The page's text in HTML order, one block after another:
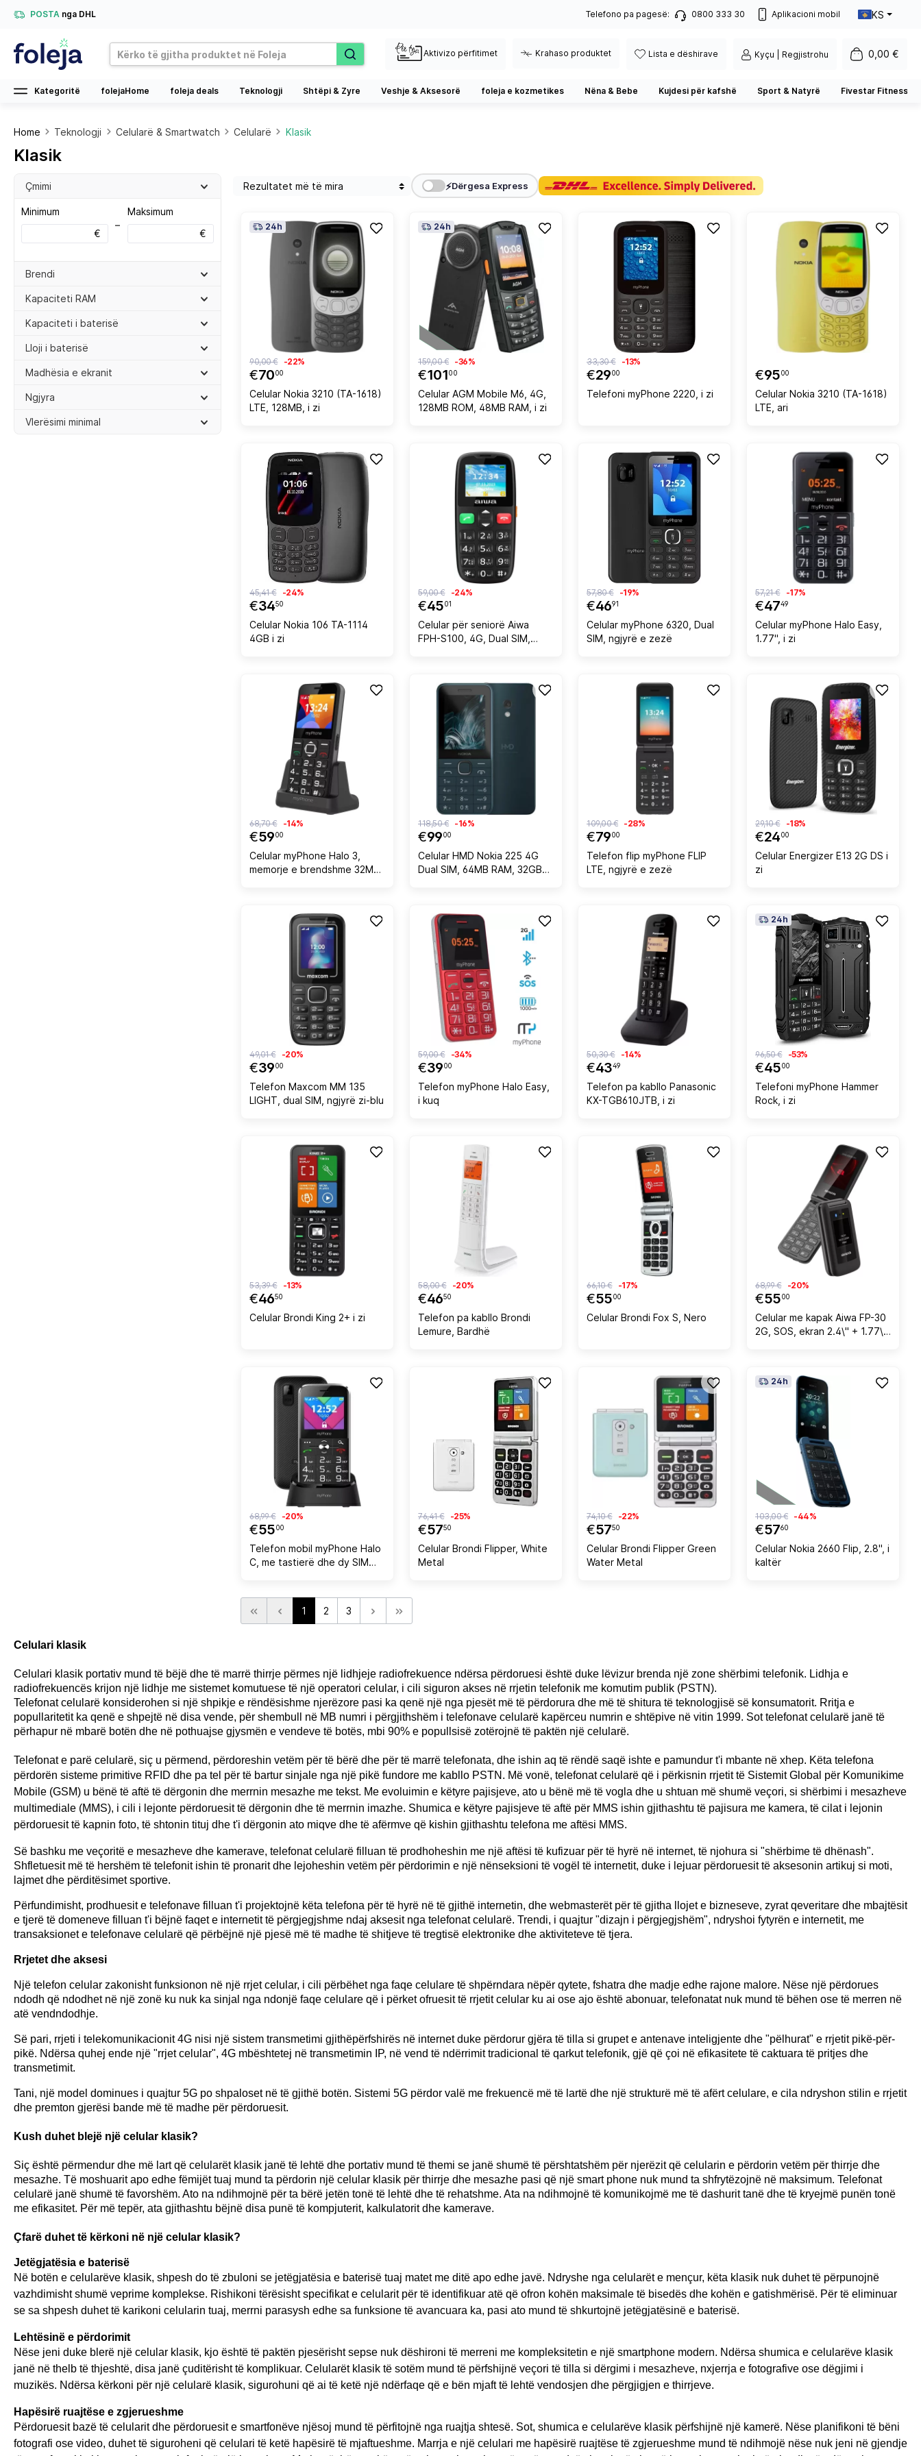
POSTA nga DHL Telefono pa pagesë: 0800 333 30 Aplikacioni mobil KS
Aktivizo përfitimet Krahaso produktet Lista e dëshirave Kyçu | Regjistrohu 0,00 €
Kategoritë folejaHome foleja deals Teknologji Shtëpi & Zyre Veshje & Aksesorë foleja e kozmetikes Nëna & Bebe Kujdesi për kafshë Sport & Natyrë Fivestar Fitness
Home Teknologji Celularë & Smartwatch Celularë Klasik
Klasik
Brendi
Kapaciteti RAM
Kapaciteti i baterisë
Lloji i baterisë
Madhësia e ekranit
Ngjyra
Çmimi
Minimum
€
–
Maksimum
€
Vlerësimi minimal
⚡Dërgesa Express
24h
€7000
90,00 € -22%
Celular Nokia 3210 (TA-1618)
LTE, 128MB, i zi
24h
€10100
159,00 € -36%
Celular AGM Mobile M6, 4G,
128MB ROM, 48MB RAM, i zi
€2900
33,30 € -13%
Telefoni myPhone 2220, i zi
€9500
Celular Nokia 3210 (TA-1618)
LTE, ari
€3450
45,41 € -24%
Celular Nokia 106 TA-1114
4GB i zi
€4501
59,00 € -24%
Celular për seniorë Aiwa
FPH-S100, 4G, Dual SIM,
€4691
57,80 € -19%
Celular myPhone 6320, Dual
SIM, ngjyrë e zezë
€4749
57,21 € -17%
Celular myPhone Halo Easy,
1.77", i zi
€5900
68,70 € -14%
Celular myPhone Halo 3,
memorje e brendshme 32MB,
€9900
118,50 € -16%
Celular HMD Nokia 225 4G
Dual SIM, 64MB RAM, 32GB
€7900
109,00 € -28%
Telefon flip myPhone FLIP
LTE, ngjyrë e zezë
€2400
29,10 € -18%
Celular Energizer E13 2G DS i
zi
€3900
49,01 € -20%
Telefon Maxcom MM 135
LIGHT, dual SIM, ngjyrë zi-blu
€3900
59,00 € -34%
Telefon myPhone Halo Easy,
i kuq
€4349
50,30 € -14%
Telefon pa kabllo Panasonic
KX-TGB610JTB, i zi
24h
€4500
96,50 € -53%
Telefoni myPhone Hammer
Rock, i zi
€4650
53,39 € -13%
Celular Brondi King 2+ i zi
€4650
58,00 € -20%
Telefon pa kabllo Brondi
Lemure, Bardhë
€5500
66,10 € -17%
Celular Brondi Fox S, Nero
€5500
68,99 € -20%
Celular me kapak Aiwa FP-30
2G, SOS, ekran 2.4\" + 1.77\",
€5500
68,99 € -20%
Telefon mobil myPhone Halo
C, me tastierë dhe dy SIM
€5750
76,41 € -25%
Celular Brondi Flipper, White
Metal
€5750
74,10 € -22%
Celular Brondi Flipper Green
Water Metal
24h
€5760
103,00 € -44%
Celular Nokia 2660 Flip, 2.8", i
kaltër
1 2 3
Celulari klasik
Celulari klasik portativ mund të bëjë dhe të marrë thirrje përmes një lidhjeje radiofrekuence ndërsa përdoruesi është duke lëvizur brenda një zone shërbimi telefonik. Lidhja e
radiofrekuencës krijon një lidhje me sistemet komutuese të një operatori celular, i cili siguron akses në rrjetin telefonik me komutim publik (PSTN).
Telefonat celularë konsiderohen si një shpikje e rëndësishme njerëzore pasi ka qenë një nga pjesët më të përdorura dhe më të shitura të teknologjisë së konsumatorit. Rritja e
popullaritetit ka qenë e shpejtë në disa vende, për shembull në MB numri i përgjithshëm i telefonave celularë kapërceu numrin e shtëpive në vitin 1999. Sot telefonat celularë janë të
përhapur në mbarë botën dhe në pothuajse gjysmën e vendeve të botës, mbi 90% e popullsisë zotërojnë të paktën një celularë.
Telefonat e parë celularë, siç u përmend, përdoreshin vetëm për të bërë dhe për të marrë telefonata, dhe ishin aq të rëndë saqë ishte e pamundur t'i mbante në xhep. Këta telefona
përdorën sisteme primitive RFID dhe pa tel për të bartur sinjale nga një pikë fundore me kabllo PSTN. Më vonë, telefonat celularë që i përkisnin rrjetit të Sistemit Global për Komunikime
Mobile (GSM) u bënë të aftë të dërgonin dhe merrnin mesazhe me tekst. Me evoluimin e këtyre pajisjeve, ato u bënë më të vogla dhe u shtuan më shumë veçori, si shërbimi i mesazheve
multimediale (MMS), i cili i lejonte përdoruesit të dërgonin dhe të merrnin imazhe. Shumica e këtyre pajisjeve të aftë për MMS ishin gjithashtu të pajisura me kamera, të cilat i lejonin
përdoruesit të kapnin foto, të shtonin tituj dhe t'i dërgonin ato miqve dhe të afërmve që kishin gjithashtu telefona me aftësi MMS.
Së bashku me veçoritë e mesazheve dhe kamerave, telefonat celularë filluan të prodhoheshin me një aftësi të kufizuar për të hyrë në internet, të njohura si "shërbime të dhënash".
Shfletuesit më të hershëm të telefonit ishin të pronarit dhe lejoheshin vetëm për përdorimin e një nënseksioni të vogël të internetit, duke i lejuar përdoruesit të aksesonin artikuj si moti,
lajmet dhe përditësimet sportive.
Përfundimisht, prodhuesit e telefonave filluan t'i projektojnë këta telefona për të hyrë në të gjithë internetin, dhe webmasterët për të gjitha llojet e bizneseve, zyrat qeveritare dhe mbajtësit
e tjerë të domeneve filluan t'i bëjnë faqet e internetit të përgjegjshme ndaj aksesit nga telefonat celularë. Trendi, i quajtur "dizajn i përgjegjshëm", ndryshoi fytyrën e internetit, me
transaksionet e telefonave celularë që përbëjnë një pjesë më të madhe të shitjeve të tregtisë elektronike dhe aktiviteteve të tjera.
Rrjetet dhe aksesi
Një telefon celular zakonisht funksionon në një rrjet celular, i cili përbëhet nga faqe celulare të shpërndara nëpër qytete, fshatra dhe madje edhe rajone malore. Nëse një përdorues
ndodh që ndodhet në një zonë ku nuk ka sinjal nga ndonjë faqe celulare që i përket ofruesit të rrjetit celular ku ai ose ajo është abonuar, telefonatat nuk mund të bëhen ose të merren në
atë vendndodhje.
Së pari, rrjeti i telekomunikacionit 4G nisi një sistem transmetimi gjithëpërfshirës në internet duke përdorur gjëra të tilla si grupet e antenave inteligjente dhe "pëlhurat" e rrjetit pikë-për-
pikë. Ndërsa quhej ende një "rrjet celular", 4G mbështetej në transmetimin IP, në vend të ndërrimit tradicional të qarkut telefonik, gjë që çoi në efikasitete të caktuara të pritjes dhe
transmetimit.
Tani, një model dominues i quajtur 5G po shpaloset në të gjithë botën. Sistemi 5G përdor valë me frekuencë më të lartë dhe një strukturë më të afërt celulare, e cila ndryshon stilin e rrjetit
dhe premton gjerësi bande më të madhe për përdoruesit.
Kush duhet blejë një celular klasik?
Siç është përmendur dhe më lart që celularët klasik janë të lehtë dhe portativ mund të themi se janë shumë të përshtatshëm për njerëzit që celularin e përdorin vetëm për thirrje dhe
mesazhe. Të moshuarit apo edhe fëmijët tuaj mund ta përdorin një celular klasik për thirrje dhe mesazhe pasi që një smart phone nuk mund ta shfrytëzojnë në maksimum. Telefonat
celularë janë shumë të favorshëm. Ato na ndihmojnë për ta bërë jetën tonë të lehtë dhe të rehatshme. Ata na ndihmojnë të komunikojmë me të dashurit tanë dhe të kryejmë punën tonë
me efikasitet. Për më tepër, ata gjithashtu bëjnë disa punë të kompjuterit, kalkulatorit dhe kamerave.
Çfarë duhet të kërkoni në një celular klasik?
Jetëgjatësia e baterisë
Në botën e celularëve klasik, shpesh do të zbuloni se jetëgjatësia e baterisë tuaj matet me ditë apo edhe javë. Ndryshe nga celularët e mençur, këta klasik nuk duhet të përpunojnë
vazhdimisht shumë veprime komplekse. Rishikoni tërësisht specifikat e celularit për të identifikuar atë që ofron kohën maksimale të bisedës dhe kohën e gatishmërisë. Për të eliminuar
se sa shpesh duhet të karikoni celularin tuaj, merrni parasysh edhe sa funksione të avancuara ka, pasi ato mund të shkurtojnë jetëgjatësinë e baterisë.
Lehtësinë e përdorimit
Nëse jeni duke blerë një celular klasik, kjo është të paktën pjesërisht sepse nuk dëshironi të merreni me kompleksitetin e një smartphone modern. Ndërsa shumica e celularëve klasik
janë në thelb të thjeshtë, disa janë çuditërisht të komplikuar. Celularët klasik të sotëm mund të përfshijnë veçori të tilla si dërgimi i mesazheve, nxjerrja e fotografive ose dëgjimi i
muzikës. Ndërsa kërkoni për një celularë klasik, sigurohuni që ai të ketë një ndërfaqe që e bën mjaft të lehtë vendosjen dhe përgjigjen e thirrjeve.
Hapësirë ruajtëse e zgjerueshme
Përdoruesit bazë të celularit dhe përdoruesit e smartfonëve njësoj mund të përfitojnë nga ruajtja shtesë. Sot, shumica e celularëve klasik përfshijnë një kamerë. Nëse planifikoni të bëni
fotografi ose video, duhet të siguroheni që celulari të ketë hapësirë të mjaftueshme. Marrja e një celulari me hapësirë ruajtëse të zgjerueshme mund të ndihmojë nëse nuk jeni në gjendje